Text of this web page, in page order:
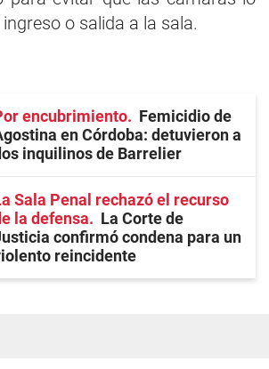
o salida a la sala.
encubrimiento
Femicidio de
en Córdoba: detuvieron a
inquilinos de Barrelier
Sala Penal rechazó el recurso
la defensa
La Corte de
confirmó condena para un
reincidente